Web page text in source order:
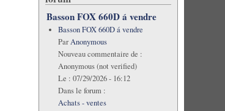
Basson FOX 660D á vendre
Basson FOX 660D á vendre
ParAnonymous
Nouveau commentaire de :
Anonymous (not verified)
Le : 07/29/2026 - 16:12
Dans le forum :
Achats - ventes